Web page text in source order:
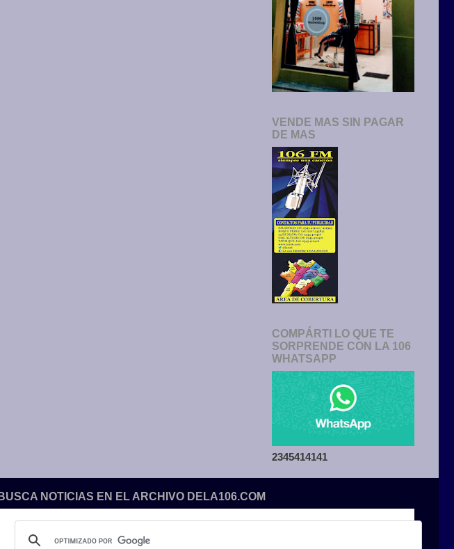
VENDE MAS SIN PAGAR
DE MAS
COMPÁRTI LO QUE TE
SORPRENDE CON LA 106
WHATSAPP
2345414141
BUSCA NOTICIAS EN EL ARCHIVO DELA106.COM